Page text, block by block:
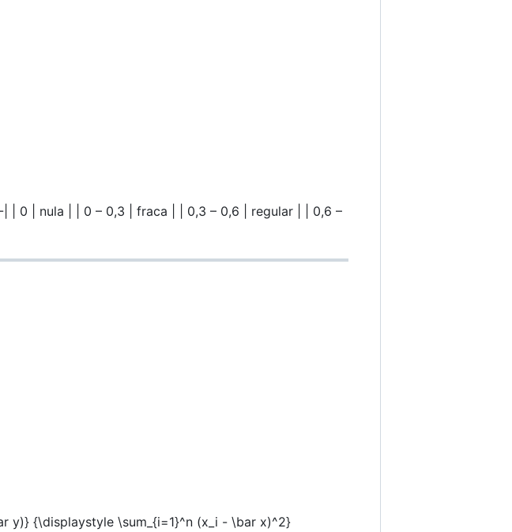
| nula | | 0 – 0,3 | fraca | | 0,3 – 0,6 | regular | | 0,6 –
y)} {\displaystyle \sum_{i=1}^n (x_i - \bar x)^2}